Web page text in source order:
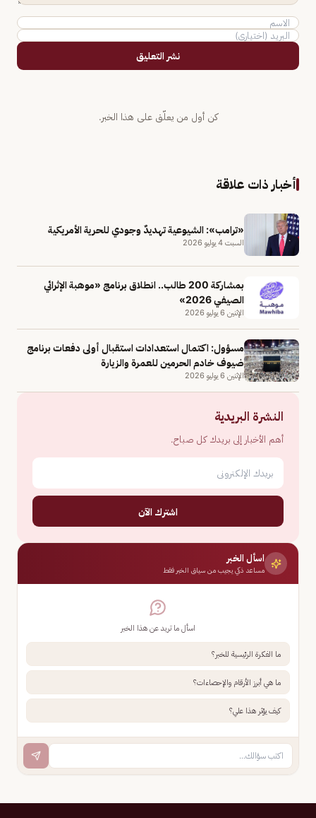
نشر التعليق
كن أول من يعلّق على هذا الخبر.
أخبار ذات علاقة
«ترامب»: الشيوعية تهديدٌ وجودي للحرية الأمريكية
السبت 4 يوليو 2026
بمشاركة 200 طالب.. انطلاق برنامج «موهبة الإثرائي
الصيفي 2026»
الإثنين 6 يوليو 2026
مسؤول: اكتمال استعدادات استقبال أولى دفعات برنامج
ضيوف خادم الحرمين للعمرة والزيارة
الإثنين 6 يوليو 2026
النشرة البريدية
أهم الأخبار إلى بريدك كل صباح.
اشترك الآن
اسأل الخبر
مساعد ذكي يجيب من سياق الخبر فقط
اسأل ما تريد عن هذا الخبر
ما الفكرة الرئيسية للخبر؟
ما هي أبرز الأرقام والإحصاءات؟
كيف يؤثر هذا علي؟